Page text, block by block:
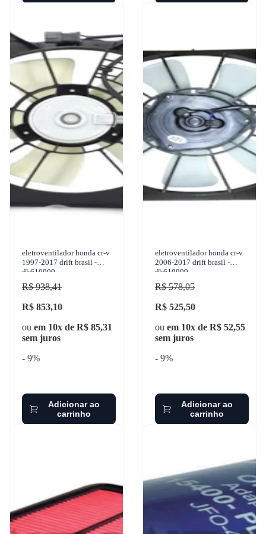
eletroventilador honda cr-v
1997-2017 drift brasil -
dk610900
R$ 938,41
R$ 853,10
ou em 10x de R$ 85,31
sem juros
- 9%
Adicionar ao
carrinho
eletroventilador honda cr-v
2006-2017 drift brasil -
dk610909
R$ 578,05
R$ 525,50
ou em 10x de R$ 52,55
sem juros
- 9%
Adicionar ao
carrinho